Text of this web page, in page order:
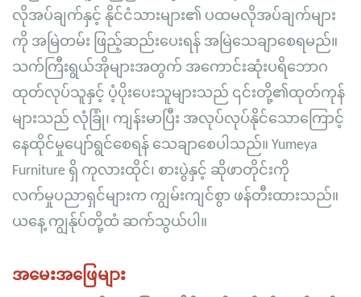
လိုအပ်ချက်နှင့် နိုင်ငံသားများ၏ ပထမလိုအပ်ချက်များ
ကို အမြဲတမ်း ဖြည့်ဆည်းပေးရန် အမြဲသေချာစေရမည်။
သက်ကြီးရွယ်အိုများအတွက် အကောင်းဆုံးပရိဘောဂ
ထုတ်လုပ်သူနှင့် ပံ့ပိုးပေးသူများသည် ၎င်းတို့၏ထုတ်ကုန်
များသည် လုံခြုံ၊ ကျန်းမာပြီး အလုပ်လုပ်နိုင်သောကြောင့်
နေထိုင်မှုပျော်ရွင်စေရန် သေချာစေပါသည်။ Yumeya
Furniture ရှိ ကုလားထိုင်၊ စားပွဲနှင့် ဆိုဖာတိုင်းကို
လက်မှုပညာရှင်များက ကျွမ်းကျင်စွာ ဖန်တီးထားသည်။
ယနေ့ ကျွန်ုပ်တို့ထံ ဆက်သွယ်ပါ။
အမေးအဖြေများ